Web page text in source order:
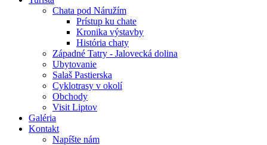
Chata pod Náružím
Prístup ku chate
Kronika výstavby
História chaty
Západné Tatry - Jalovecká dolina
Ubytovanie
Salaš Pastierska
Cyklotrasy v okolí
Obchody
Visit Liptov
Galéria
Kontakt
Napíšte nám